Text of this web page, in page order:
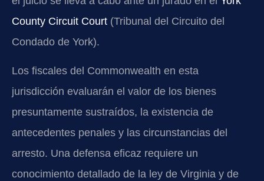
County Circuit Court (Tribunal del Circuito del
Condado de York).
Los fiscales del Commonwealth en esta
jurisdicción evaluarán el valor de los bienes
presuntamente sustraídos, la existencia de
antecedentes penales y las circunstancias del
arresto. Una defensa eficaz requiere un
conocimiento detallado de la ley de Virginia y de